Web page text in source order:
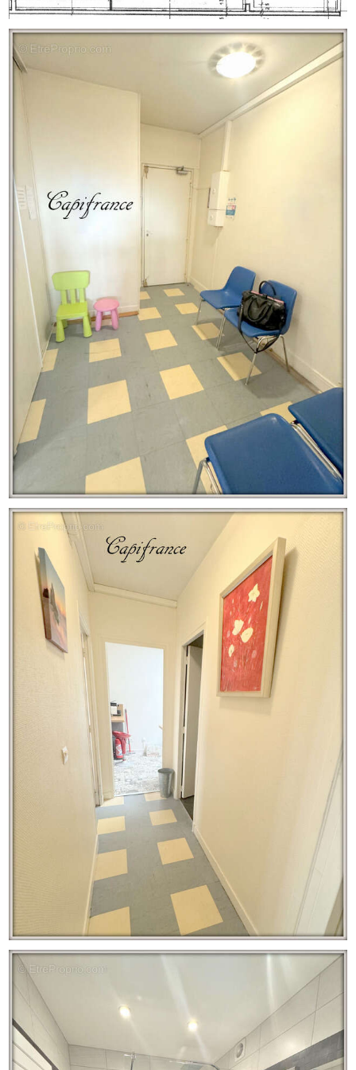
Charges de 450 euros/trimestre.
Taxe foncière 1230 euros. Nombre de lots de la
copropriété : 42, Montant moyen annuel de la quote-part
de charges (budget prévisionnel) : 1800€ soit 150€ par
mois. Les honoraires sont à la charge du vendeur.
Les informations sur les risques auxquels ce bien est
exposé sont disponibles sur le site Géorisques : www.
georisques. gouv. fr.
Réseau Immobilier CAPIFRANCE - Votre agent
commercial (RSAC N°519 147 672 - Greffe de BOBIGNY)
Valérie RIVIERE Entrepreneur Individuel [Coordonnées
masquées] - Réf.911195